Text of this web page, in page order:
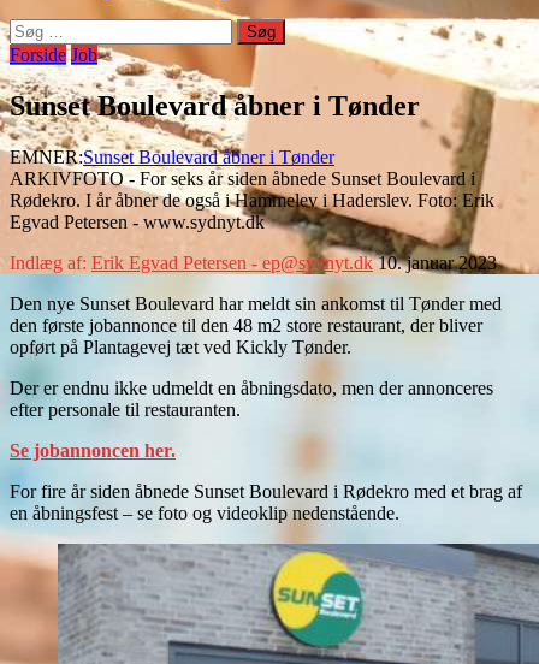
Søg
efter:
Forside Job
Sunset Boulevard åbner i Tønder
EMNER:Sunset Boulevard åbner i Tønder
ARKIVFOTO - For seks år siden åbnede Sunset Boulevard i
Rødekro. I år åbner de også i Hammelev i Haderslev. Foto: Erik
Egvad Petersen - www.sydnyt.dk
Indlæg af: Erik Egvad Petersen - ep@sydnyt.dk 10. januar 2023
Den nye Sunset Boulevard har meldt sin ankomst til Tønder med
den første jobannonce til den 48 m2 store restaurant, der bliver
opført på Plantagevej tæt ved Kickly Tønder.
Der er endnu ikke udmeldt en åbningsdato, men der annonceres
efter personale til restauranten.
Se jobannoncen her.
For fire år siden åbnede Sunset Boulevard i Rødekro med et brag af
en åbningsfest – se foto og videoklip nedenstående.